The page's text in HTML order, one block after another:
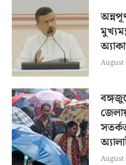
August
August